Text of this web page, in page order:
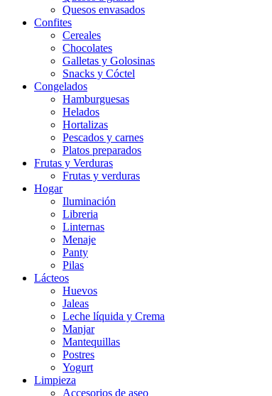
Quesos envasados
Confites
Cereales
Chocolates
Galletas y Golosinas
Snacks y Cóctel
Congelados
Hamburguesas
Helados
Hortalizas
Pescados y carnes
Platos preparados
Frutas y Verduras
Frutas y verduras
Hogar
Iluminación
Libreria
Linternas
Menaje
Panty
Pilas
Lácteos
Huevos
Jaleas
Leche líquida y Crema
Manjar
Mantequillas
Postres
Yogurt
Limpieza
Accesorios de aseo